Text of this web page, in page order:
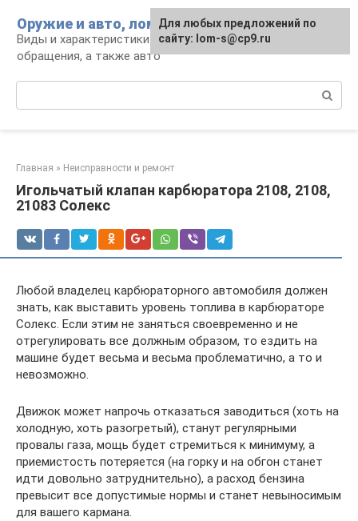
контенту
Оружие и авто, лом для мужика
Виды и характеристики оружия, правила
обращения, а также авто
Главная » Неисправности и ремонт
Игольчатый клапан карбюратора 2108, 2108,
21083 Солекс
Любой владелец карбюраторного автомобиля должен
знать, как выставить уровень топлива в карбюраторе
Солекс. Если этим не заняться своевременно и не
отрегулировать все должным образом, то ездить на
машине будет весьма и весьма проблематично, а то и
невозможно.
Движок может напрочь отказаться заводиться (хоть на
холодную, хоть разогретый), станут регулярными
провалы газа, мощь будет стремиться к минимуму, а
приемистость потеряется (на горку и на обгон станет
идти довольно затруднительно), а расход бензина
превысит все допустимые нормы и станет невыносимым
для вашего кармана.
Для любых предложений по
сайту: lom-s@cp9.ru